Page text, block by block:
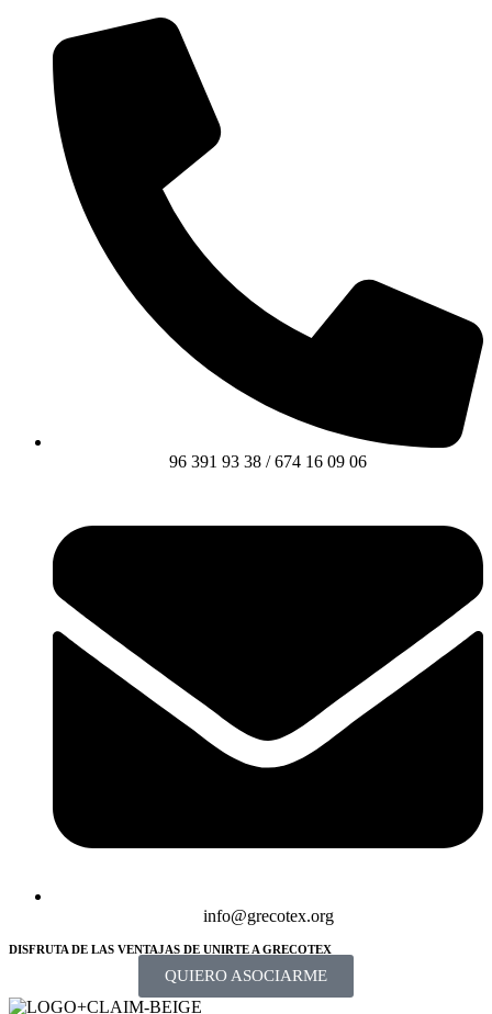
96 391 93 38 / 674 16 09 06
info@grecotex.org
DISFRUTA DE LAS VENTAJAS DE UNIRTE A GRECOTEX
QUIERO ASOCIARME